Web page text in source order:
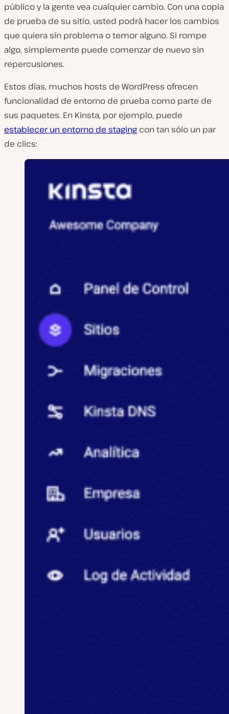
público y la gente vea cualquier cambio. Con una copia
de prueba de su sitio, usted podrá hacer los cambios
que quiera sin problema o temor alguno. Si rompe
algo, simplemente puede comenzar de nuevo sin
repercusiones.
Estos días, muchos hosts de WordPress ofrecen
funcionalidad de entorno de prueba como parte de
sus paquetes. En Kinsta, por ejemplo, puede
establecer un entorno de staging con tan sólo un par
de clics: